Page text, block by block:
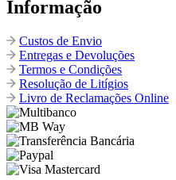
Informação
Custos de Envio
Entregas e Devoluções
Termos e Condições
Resolução de Litígios
Livro de Reclamações Online